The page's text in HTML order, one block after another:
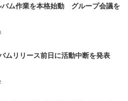
バム作業を本格始動 グループ会議を
ムリリース前日に活動中断を発表